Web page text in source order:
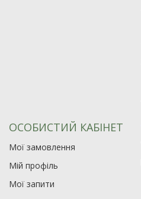
ОСОБИСТИЙ КАБІНЕТ
Мої замовлення
Мій профіль
Мої запити